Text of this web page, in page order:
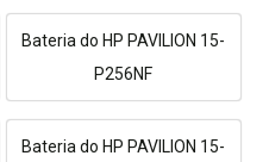
Bateria do HP PAVILION 15-
P256NF
Bateria do HP PAVILION 15-